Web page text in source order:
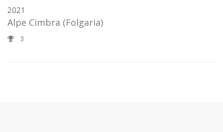
2021
Alpe Cimbra (Folgaria)
3